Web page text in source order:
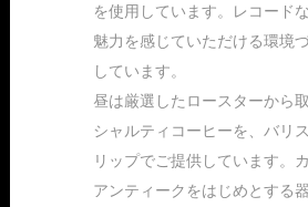
を使用しています。レコード
魅力を感じていただける環境
しています。
昼は厳選したロースターから
シャルティコーヒーを、バリ
リップでご提供しています。
アンティークをはじめとする